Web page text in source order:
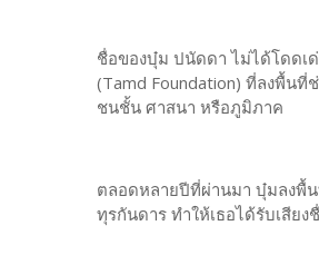
ชื่อของบุ๋ม ปนัดดา ไม่ได้โดดเ
(Tamd Foundation) ที่ลงพื้นที่
ชนชั้น ศาสนา หรือภูมิภาค
ตลอดหลายปีที่ผ่านมา บุ๋มลงพื้น
ทุรกันดาร ทำให้เธอได้รับเสีย